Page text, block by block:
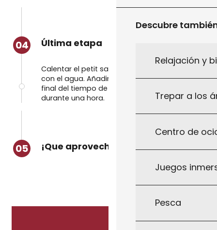
Descubre
Relajación y
Trepar a los
Centro de
Juegos
Pesca
04 Última etapa
Calentar el petit salé, las zanahorias y la col
con el agua. Añadir la masa a la cazuela al
final del tiempo de reposo. Dejar cocer
durante una hora.
05 ¡Que aproveche!